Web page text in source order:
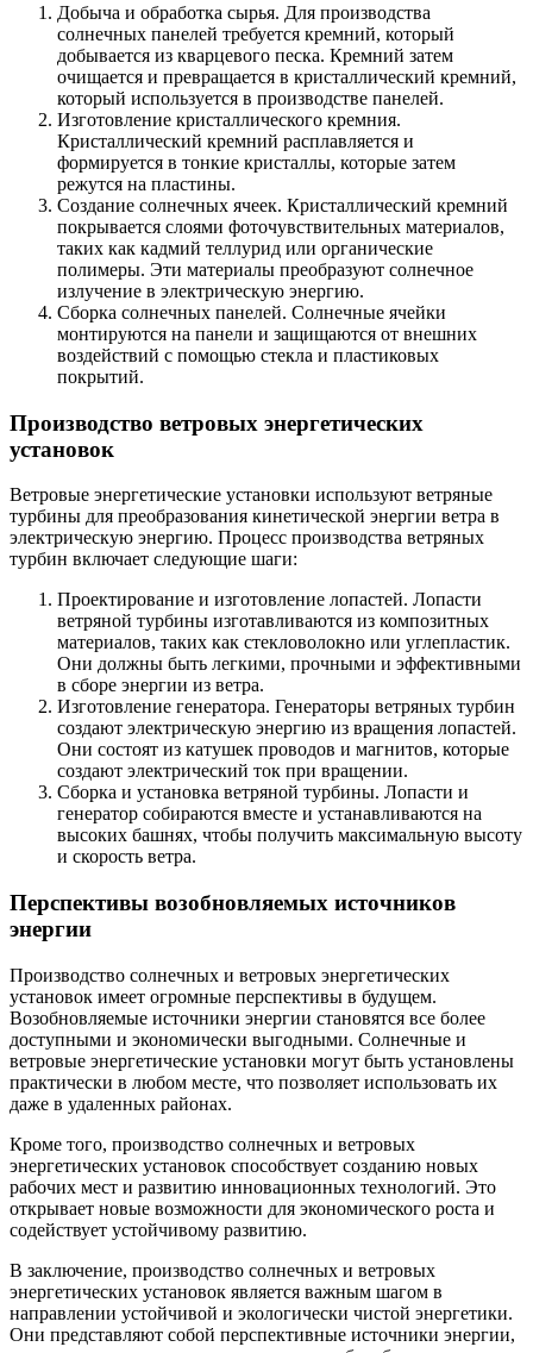
Добыча и обработка сырья. Для производства
солнечных панелей требуется кремний, который
добывается из кварцевого песка. Кремний затем
очищается и превращается в кристаллический кремний,
который используется в производстве панелей.
Изготовление кристаллического кремния.
Кристаллический кремний расплавляется и
формируется в тонкие кристаллы, которые затем
режутся на пластины.
Создание солнечных ячеек. Кристаллический кремний
покрывается слоями фоточувствительных материалов,
таких как кадмий теллурид или органические
полимеры. Эти материалы преобразуют солнечное
излучение в электрическую энергию.
Сборка солнечных панелей. Солнечные ячейки
монтируются на панели и защищаются от внешних
воздействий с помощью стекла и пластиковых
покрытий.
Производство ветровых энергетических
установок
Ветровые энергетические установки используют ветряные
турбины для преобразования кинетической энергии ветра в
электрическую энергию. Процесс производства ветряных
турбин включает следующие шаги:
Проектирование и изготовление лопастей. Лопасти
ветряной турбины изготавливаются из композитных
материалов, таких как стекловолокно или углепластик.
Они должны быть легкими, прочными и эффективными
в сборе энергии из ветра.
Изготовление генератора. Генераторы ветряных турбин
создают электрическую энергию из вращения лопастей.
Они состоят из катушек проводов и магнитов, которые
создают электрический ток при вращении.
Сборка и установка ветряной турбины. Лопасти и
генератор собираются вместе и устанавливаются на
высоких башнях, чтобы получить максимальную высоту
и скорость ветра.
Перспективы возобновляемых источников
энергии
Производство солнечных и ветровых энергетических
установок имеет огромные перспективы в будущем.
Возобновляемые источники энергии становятся все более
доступными и экономически выгодными. Солнечные и
ветровые энергетические установки могут быть установлены
практически в любом месте, что позволяет использовать их
даже в удаленных районах.
Кроме того, производство солнечных и ветровых
энергетических установок способствует созданию новых
рабочих мест и развитию инновационных технологий. Это
открывает новые возможности для экономического роста и
содействует устойчивому развитию.
В заключение, производство солнечных и ветровых
энергетических установок является важным шагом в
направлении устойчивой и экологически чистой энергетики.
Они представляют собой перспективные источники энергии,